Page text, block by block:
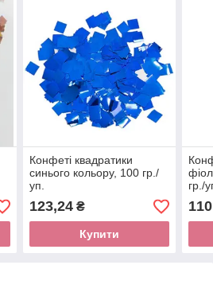
Конфеті квадратики
синього кольору, 100 гр./
уп.
123,24₴
Купити
гр./